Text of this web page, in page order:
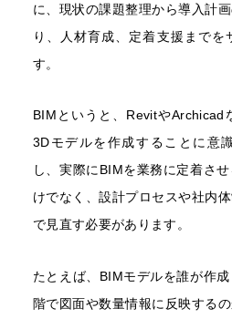
に、現状の課題整理から導入計
り、人材育成、定着支援まで
す。
BIMというと、RevitやArchicad
3Dモデルを作成することに意
し、実際にBIMを業務に定着さ
けでなく、設計プロセスや社内
で見直す必要があります。
たとえば、BIMモデルを誰が作
階で図面や数量情報に反映する